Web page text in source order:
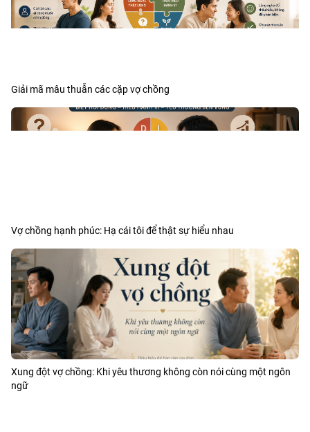
Giải mã mâu thuẫn các cặp vợ chồng
Vợ chồng hạnh phúc: Hạ cái tôi để thật sự hiểu nhau
Xung đột vợ chồng: Khi yêu thương không còn nói cùng một ngôn
ngữ